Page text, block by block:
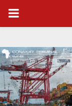
P
I
M